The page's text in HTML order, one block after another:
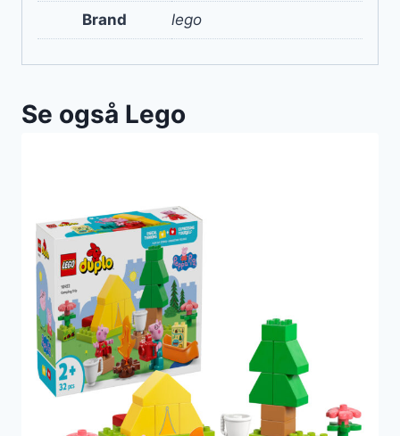
Brand lego
Se også Lego